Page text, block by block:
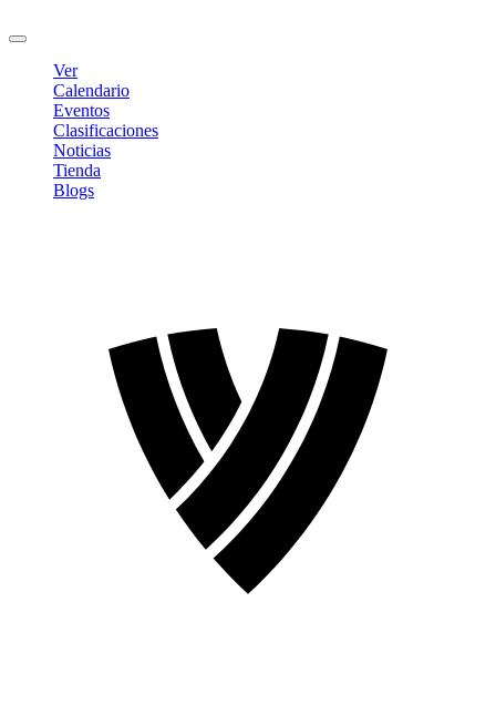
Ver
Calendario
Eventos
Clasificaciones
Noticias
Tienda
Blogs